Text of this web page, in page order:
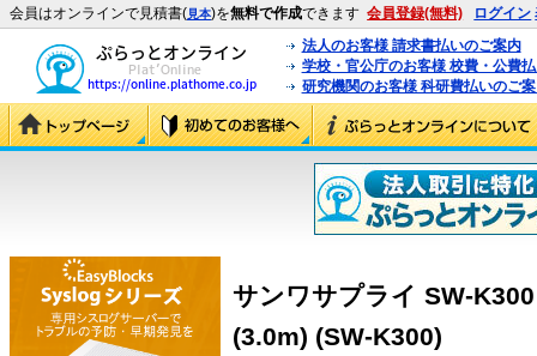
会員はオンラインで見積書(見本)を無料で作成できます 会員登録(無料) ログイン
法人のお客様 請求書払いのご案内
学校・官公庁のお客様 校費・公費
研究機関のお客様 科研費払いのご
サンワサプライ SW-
(3.0m) (SW-K300)